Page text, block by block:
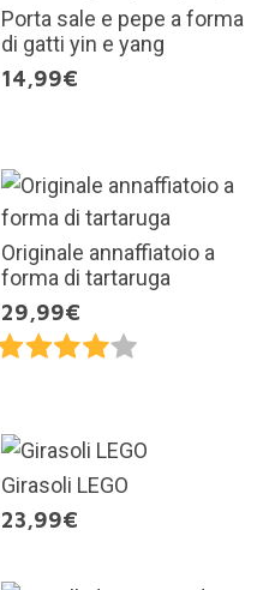
Porta sale e pepe a forma
di gatti yin e yang
14,99€
Originale annaffiatoio a
forma di tartaruga
29,99€
Girasoli LEGO
23,99€